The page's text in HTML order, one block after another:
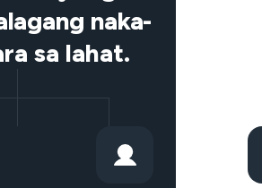
naka-
sa lahat.